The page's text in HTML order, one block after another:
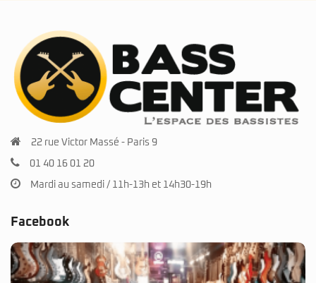
22 rue Victor Massé - Paris 9
01 40 16 01 20
Mardi au samedi / 11h-13h et 14h30-19h
Facebook